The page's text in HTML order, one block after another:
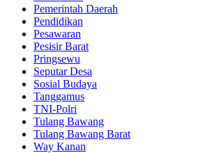
Pemerintah Daerah
Pendidikan
Pesawaran
Pesisir Barat
Pringsewu
Seputar Desa
Sosial Budaya
Tanggamus
TNI-Polri
Tulang Bawang
Tulang Bawang Barat
Way Kanan